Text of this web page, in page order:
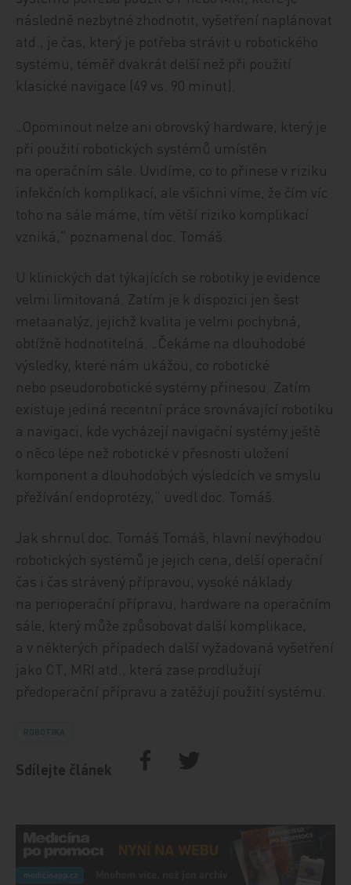
následně nezbytné zhodnotit, vyšetření naplánovat
atd., je čas, který je potřeba strávit u robotického
systému, téměř dvakrát delší než při použití
klasické navigace (49 vs. 90 minut).
„Opominout nelze ani obrovský hardware, který je
při použití robotických systémů umístěn
na operačním sále. Uvidíme, co to přinese v riziku
infekčních komplikací, ale všichni víme, že čím víc
toho na sále máme, tím větší riziko komplikací
vzniká,“ poznamenal doc. Tomáš.
U klinických dat týkajících se robotiky je evidence
velmi limitovaná. Zatím je k dispozici jen šest
metaanalýz, jejichž kvalita je velmi pochybná,
obtížně hodnotitelná. „Čekáme na dlouhodobé
výsledky, které nám ukážou, co robotické
nebo pseudorobotické systémy přinesou. Zatím
existuje jediná recentní práce srovnávající robotiku
a navigaci, kde vycházejí navigační systémy ještě
o něco lépe než robotické v přesnosti uložení
komponent a dlouhodobých výsledcích ve smyslu
přežívání endoprotézy,“ uvedl doc. Tomáš.
Jak shrnul doc. Tomáš Tomáš, hlavní nevýhodou
robotických systémů je jejich cena, delší operační
čas i čas strávený přípravou, vysoké náklady
na perioperační přípravu, hardware na operačním
sále, který může způsobovat další komplikace,
a v některých případech další vyžadovaná vyšetření
jako CT, MRI atd., která zase prodlužují
předoperační přípravu a zatěžují použití systému.
ROBOTIKA
Sdílejte článek